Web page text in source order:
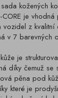
kožených
je
vozidel z kvalitní
v 7 barevných
je
díky čemuž se
pěna pod
které je